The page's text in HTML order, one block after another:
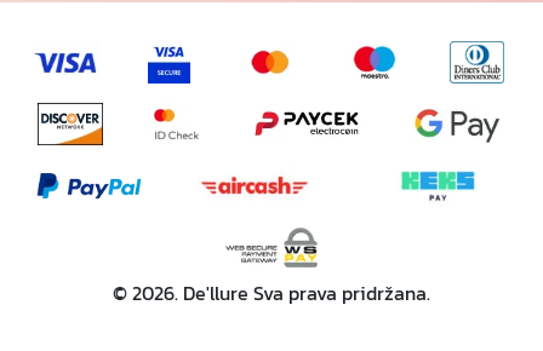
© 2026. De'llure Sva prava pridržana.